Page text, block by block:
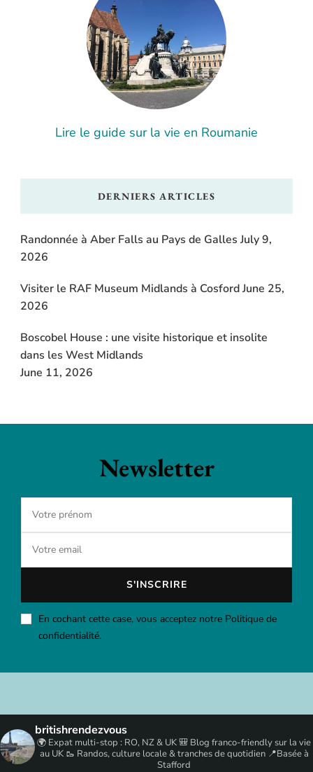
Lire le guide sur la vie en Roumanie
DERNIERS ARTICLES
Randonnée à Aber Falls au Pays de Galles July 9,
2026
Visiter le RAF Museum Midlands à CosfordJune 25,
2026
Boscobel House : une visite historique et insolite
dans les West Midlands
June 11, 2026
Newsletter
En cochant cette case, vous acceptez notre Politique de
confidentialité.
britishrendezvous
🌍 Expat multi-stop : RO, NZ & UK🎒 Blog franco-friendly sur la vie
au UK🥾 Randos, culture locale & tranches de quotidien📍Basée à
Stafford